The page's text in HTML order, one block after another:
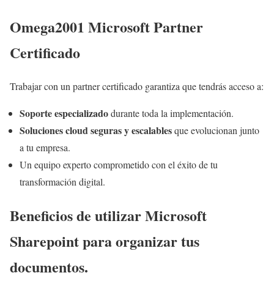
Omega2001 Microsoft Partner
Certificado
Trabajar con un partner certificado garantiza que tendrás acceso a:
Soporte especializadodurante toda la implementación.
Soluciones cloud seguras y escalablesque evolucionan junto
a tu empresa.
Un equipo experto comprometido con el éxito de tu
transformación digital.
Beneficios de utilizar Microsoft
Sharepoint para organizar tus
documentos.